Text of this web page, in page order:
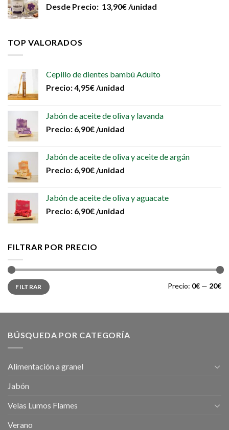
Desde Precio: 13,90€/unidad
TOP VALORADOS
Cepillo de dientes bambú Adulto
Precio:4,95€/unidad
Jabón de aceite de oliva y lavanda
Precio: 6,90€/unidad
Jabón de aceite de oliva y aceite de argán
Precio: 6,90€/unidad
Jabón de aceite de oliva y aguacate
Precio: 6,90€/unidad
FILTRAR POR PRECIO
Precio
mínimo
Precio
máximo
FILTRAR Precio: 0€ — 20€
BÚSQUEDA POR CATEGORÍA
Alimentación a granel
Jabón
Velas Lumos Flames
Verano